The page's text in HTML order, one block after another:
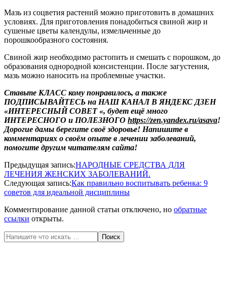
Мазь из соцветия растений можно приготовить в домашних
условиях. Для приготовления понадобиться свиной жир и
сушеные цветы календулы, измельченные до
порошкообразного состояния.
Свиной жир необходимо растопить и смешать с порошком, до
образования однородной консистенции. После загустения,
мазь можно наносить на проблемные участки.
Ставьте КЛАСС кому понравилось, а также
ПОДПИСЫВАЙТЕСЬ на НАШ КАНАЛ В ЯНДЕКС ДЗЕН
«ИНТЕРЕСНЫЙ СОВЕТ «, будет ещё много
ИНТЕРЕСНОГО и ПОЛЕЗНОГО https://zen.yandex.ru/asava!
Дорогие дамы берегите своё здоровье! Напишите в
комментариях о своём опыте в лечении заболеваний,
помогите другим читателям сайта!
2020-
06-
18
Предыдущая запись:НАРОДНЫЕ СРЕДСТВА ДЛЯ
ЛЕЧЕНИЯ ЖЕНСКИХ ЗАБОЛЕВАНИЙ.
Следующая запись:Как правильно воспитывать ребенка: 9
советов для идеальной дисциплины
Комментирование данной статьи отключено, но обратные
ссылки открыты.
Поиск